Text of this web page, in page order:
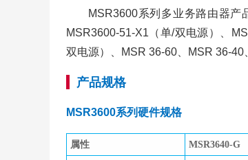
MSR3600系列多业务路由器产
MSR3600-51-X1（单/双电源）、
双电源）、MSR 36-60、MSR 36-
产品规格
MSR3600系列硬件规格
属性 MSR3640-G